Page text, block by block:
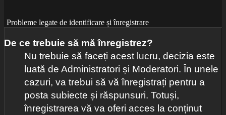
Probleme legate de identificare și înregistrare
De ce trebuie să mă înregistrez?
Nu trebuie să faceți acest lucru, decizia este
luată de Administratori și Moderatori. În unele
cazuri, va trebui să vă înregistrați pentru a
posta subiecte și răspunsuri. Totuși,
înregistrarea vă va oferi acces la conținut